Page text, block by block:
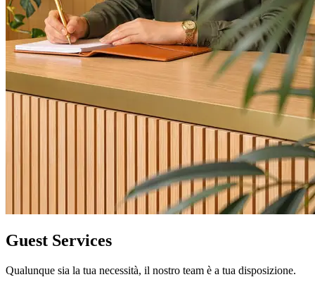
Guest Services
Qualunque sia la tua necessità, il nostro team è a tua disposizione.